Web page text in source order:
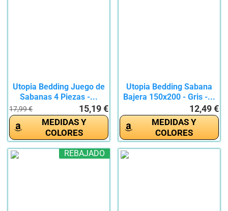
Utopia Bedding Juego de
Sabanas 4 Piezas -...
17,99 € 15,19 €
MEDIDAS Y
COLORES
Utopia Bedding Sabana
Bajera 150x200 - Gris -...
12,49 €
MEDIDAS Y
COLORES
REBAJADO